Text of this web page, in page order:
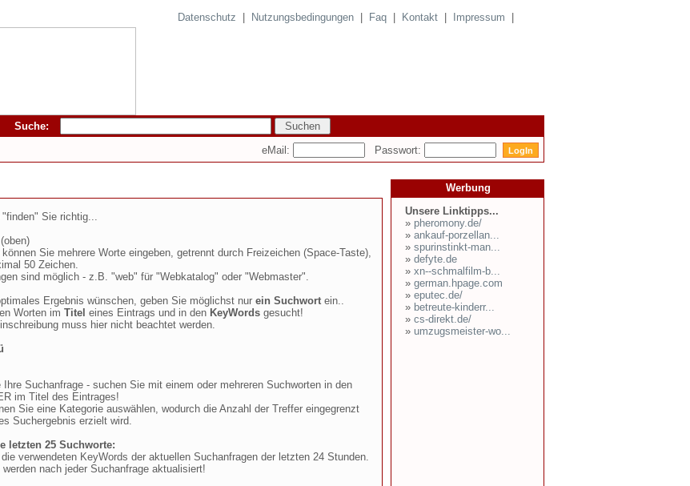
Datenschutz Nutzungsbedingungen Faq Kontakt Impressum
Suche:
eMail: Passwort:
Sie richtig...
(oben)
Sie mehrere Worte eingeben, getrennt durch Freizeichen (Space-Taste),
50 Zeichen.
sind möglich - z.B. "web" für "Webkatalog" oder "Webmaster".
Ergebnis wünschen, geben Sie möglichst nur ein Suchwort ein..
Worten im Titel eines Eintrags und in den KeyWords gesucht!
muss hier nicht beachtet werden.
Ihre Suchanfrage - suchen Sie mit einem oder mehreren Suchworten in den
im Titel des Eintrages!
Sie eine Kategorie auswählen, wodurch die Anzahl der Treffer eingegrenzt
Suchergebnis erzielt wird.
letzten 25 Suchworte:
verwendeten KeyWords der aktuellen Suchanfragen der letzten 24 Stunden.
werden nach jeder Suchanfrage aktualisiert!
Werbung
Unsere Linktipps...
» pheromony.de/
» ankauf-porzellan...
» spurinstinkt-man...
» defyte.de
» xn--schmalfilm-b...
» german.hpage.com
» eputec.de/
» betreute-kinderr...
» cs-direkt.de/
» umzugsmeister-wo...